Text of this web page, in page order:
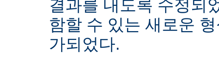
결과를 내도록 수정되
함할 수 있는 새로운
가되었다.